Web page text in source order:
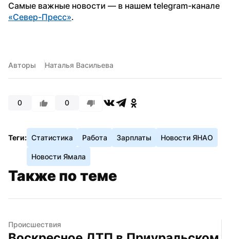
«Север-Пресс».
Авторы Наталья Васильева
0 0
Теги: Статистика Работа Зарплаты Новости ЯНАО
Новости Ямала
Также по теме
Происшествия